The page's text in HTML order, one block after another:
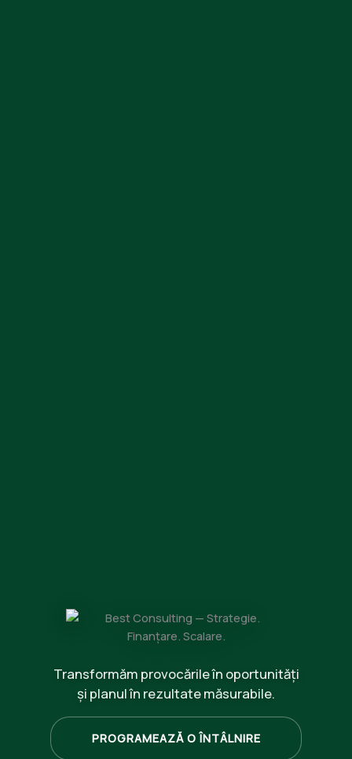
Best Consulting — Strategie. Finanțare. Scalare.
Transformăm provocările în oportunități
și planul în rezultate măsurabile.
PROGRAMEAZĂ O ÎNTÂLNIRE